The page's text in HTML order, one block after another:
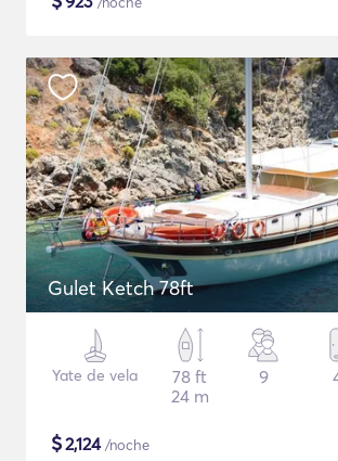
Gulet Ketch 78ft
Yate de vela
78 ft
24 m
9
$2,124/noche